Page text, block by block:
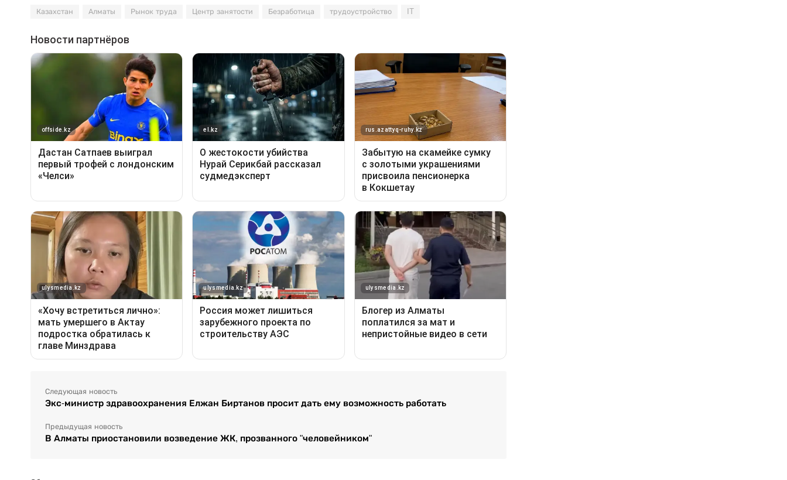
Казахстан Алматы Рынок труда Центр занятости Безработица трудоустройство
Следующая новость
Экс-министр здравоохранения Елжан Биртанов просит дать ему возможность работать
Предыдущая новость
В Алматы приостановили возведение ЖК, прозванного "человейником"